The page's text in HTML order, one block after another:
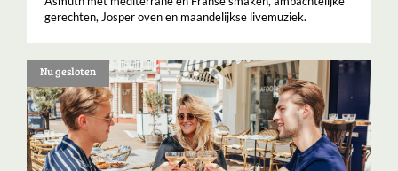
gerechten, Josper oven en maandelijkse livemuziek.
Nu gesloten